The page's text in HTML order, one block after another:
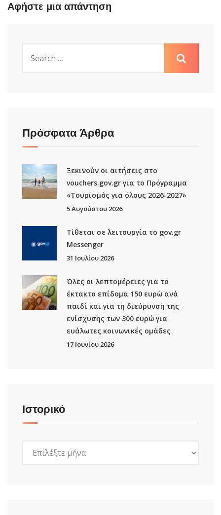
Αφήστε μια απάντηση
Πρόσφατα Άρθρα
Ξεκινούν οι αιτήσεις στο
vouchers.gov.gr για το Πρόγραμμα
«Τουρισμός για όλους 2026-2027»
5 Αυγούστου 2026
Τίθεται σε λειτουργία το gov.gr
Μessenger
31 Ιουλίου 2026
Όλες οι λεπτομέρειες για το
έκτακτο επίδομα 150 ευρώ ανά
παιδί και για τη διεύρυνση της
ενίσχυσης των 300 ευρώ για
ευάλωτες κοινωνικές ομάδες
17 Ιουνίου 2026
Ιστορικό